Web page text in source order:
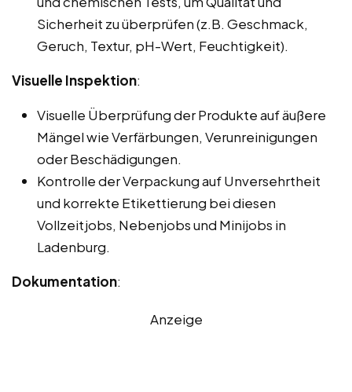
Sicherheit zu überprüfen (z.B. Geschmack,
Geruch, Textur, pH-Wert, Feuchtigkeit).
Visuelle Inspektion:
Visuelle Überprüfung der Produkte auf äußere
Mängel wie Verfärbungen, Verunreinigungen
oder Beschädigungen.
Kontrolle der Verpackung auf Unversehrtheit
und korrekte Etikettierung bei diesen
Vollzeitjobs, Nebenjobs und Minijobs in
Ladenburg.
Dokumentation:
Anzeige